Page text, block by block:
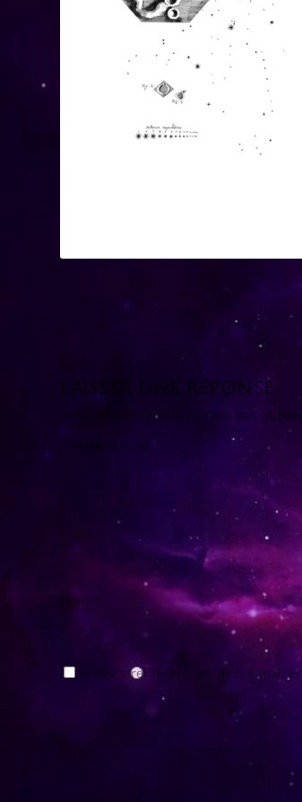
LAISSER UNE RÉPONSE
Votre adresse e-mail ne sera pas
COMMENTAIRE
Nom *
Enregistrer mon nom, mon e-mail